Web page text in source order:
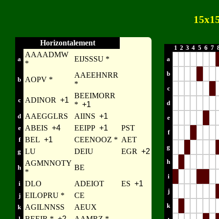
Horizontalement
a
AAAADMW
*
EIJSSSU *
b AOPV *
AAEEHNRR
*
c ADINOR +1
BEEIMORR
* +1
d AAEGGLRS AIINS +1
e ABEIS +4 EEIPP +1 PST
f BEL +1 CEENOOZ * AET
g LU DEIU EGR +2
h
AGMNNOTY
*
BE
i DLO ADEIOT ES +1
j EILOPRU * CE
k AGILNNSS AEUX
1 2 3 4 5 6 7
a
b
c
d
e
f
g
h
i
j
k